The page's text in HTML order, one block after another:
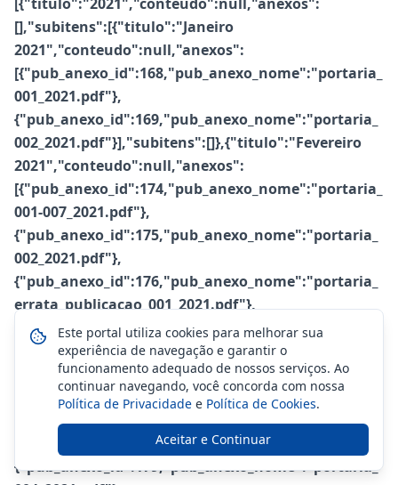
Este portal utiliza cookies para melhorar sua
experiência de navegação e garantir o
funcionamento adequado de nossos serviços. Ao
continuar navegando, você concorda com nossa
Política de Privacidade e Política de Cookies.
Aceitar e Continuar